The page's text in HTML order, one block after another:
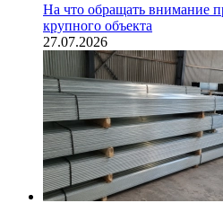
На что обращать внимание
крупного объекта
27.07.2026